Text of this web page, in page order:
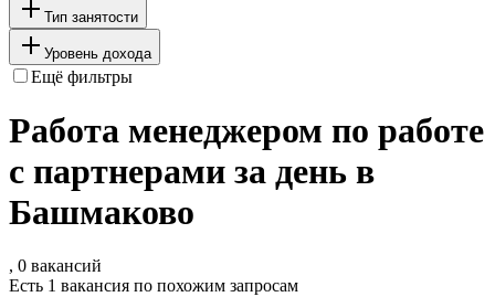
Тип занятости
Уровень дохода
Ещё фильтры
Работа менеджером по работе
с партнерами за день в
Башмаково
, 0 вакансий
Есть 1 вакансия по похожим запросам